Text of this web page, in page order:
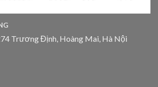
Trương Định, Hoàng Mai, Hà Nội